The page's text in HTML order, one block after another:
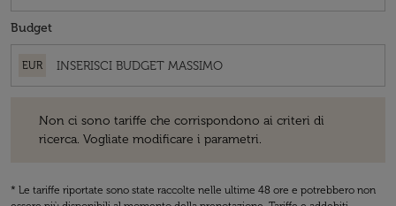
Budget
EUR
Non ci sono tariffe che corrispondono ai criteri di
ricerca. Vogliate modificare i parametri.
* Le tariffe riportate sono state raccolte nelle ultime 48 ore e potrebbero non